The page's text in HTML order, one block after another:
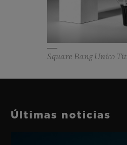
Square Bang Unico
Últimas noticias